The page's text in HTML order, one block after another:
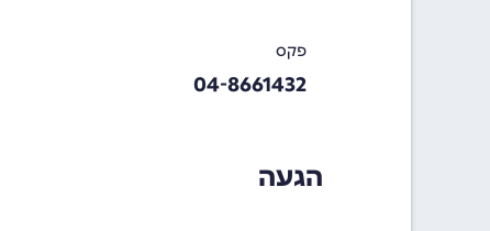
פקס
04-8661432
הגעה